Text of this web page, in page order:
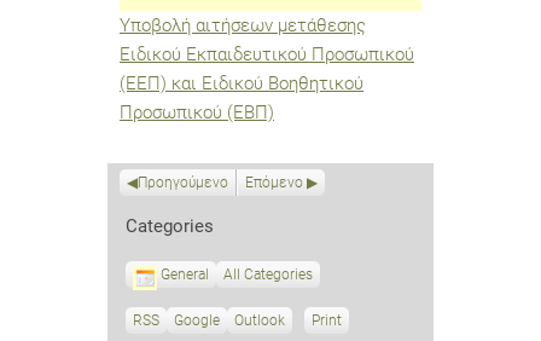
Υποβολή αιτήσεων μετάθεσης
Ειδικού Εκπαιδευτικού Προσωπικού
(ΕΕΠ) και Ειδικού Βοηθητικού
Προσωπικού (ΕΒΠ)
Προηγούμενο Επόμενο
Categories
General All Categories
RSS
S
Google
S
Outlook Print